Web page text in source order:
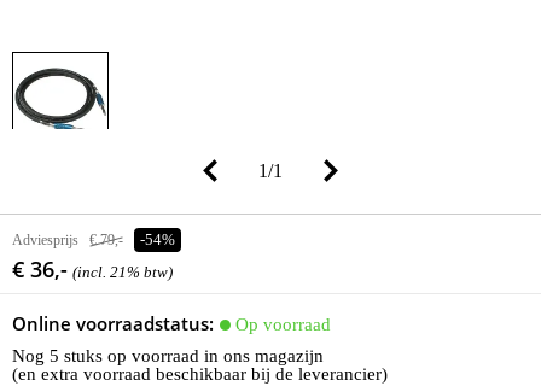
1/1
Adviesprijs € 79,- -54%
€ 36,- (incl. 21% btw)
Online voorraadstatus:
Op voorraad
Nog 5 stuks op voorraad in ons magazijn
(en extra voorraad beschikbaar bij de leverancier)